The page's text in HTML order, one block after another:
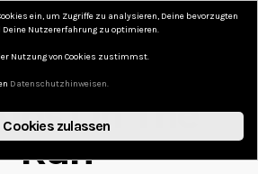
KURZE LEBEN
On The
Run
ein, um Zugriffe zu analysieren, Deine bevorzugten
Nutzererfahrung zu optimieren.
Nutzung von Cookies zustimmst.
Datenschutzhinweisen.
Cookies zulassen